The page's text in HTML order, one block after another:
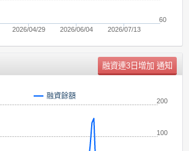
2026/04/29 2026/06/04 2026/07/13
60
單位：張
融資餘額
100
200